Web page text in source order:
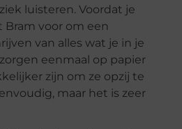
luisteren. Voordat je
Bram voor om een
van alles wat je in je
eenmaal op papier
zijn om ze opzij te
maar het is zeer